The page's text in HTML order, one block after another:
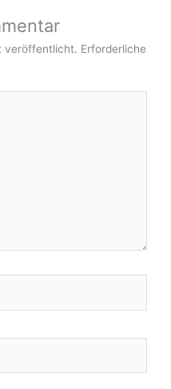
veröffentlicht. Erforderliche